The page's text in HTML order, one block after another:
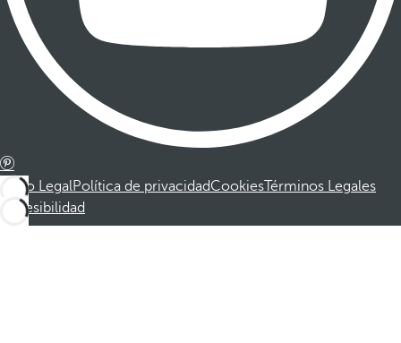
Aviso LegalPolítica de privacidadCookiesTérminos Legales
Accesibilidad